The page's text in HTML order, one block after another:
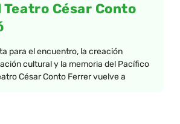
Teatro César Conto
para el encuentro, la creación
cultural y la memoria del Pacífico
César Conto Ferrer vuelve a